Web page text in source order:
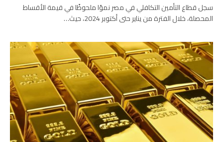
سجل قطاع التأمين التكافلي في مصر نموًا ملحوظًا في قيمة الأقساط
المحصلة، خلال الفترة من يناير حتى أكتوبر 2024، حيث…